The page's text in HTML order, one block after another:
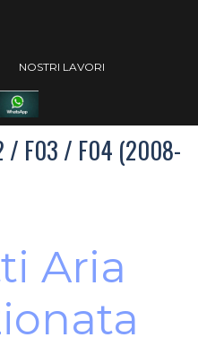
menù
NOSTRI LAVORI
/ F03 / F04 (2008-
Aria